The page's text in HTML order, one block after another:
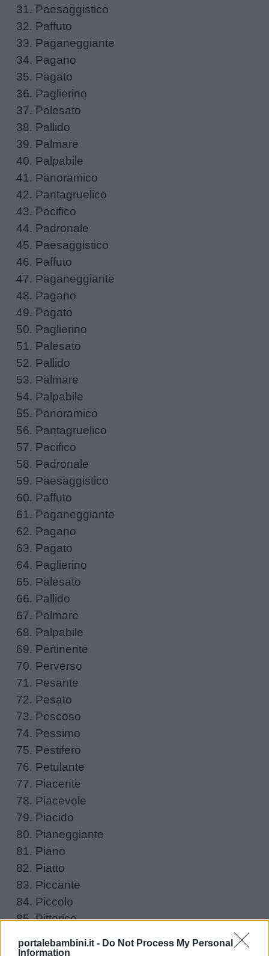
portalebambini.it - Do Not Process My Personal
Information
colorare
Storie
per
bambini
Feste
e
giornate
Filastrocche
Giochi
Lavoretti
Nomi
maschili
Nomi
femminili
Frasi
e
aforismi
Buonanotte
Auguri
Barzellette
Educazione
positiva
Paesaggistico
Paffuto
Paganeggiante
Pagano
Pagato
Paglierino
Palesato
Pallido
Palmare
Palpabile
Panoramico
Pantagruelico
Pacifico
Padronale
Paesaggistico
Paffuto
Paganeggiante
Pagano
Pagato
Paglierino
Palesato
Pallido
Palmare
Palpabile
Panoramico
Pantagruelico
Pacifico
Padronale
Paesaggistico
Paffuto
Paganeggiante
Pagano
Pagato
Paglierino
Palesato
Pallido
Palmare
Palpabile
Pertinente
Perverso
Pesante
Pesato
Pescoso
Pessimo
Pestifero
Petulante
Piacente
Piacevole
Piacido
Pianeggiante
Piano
Piatto
Piccante
Piccolo
Pittorico
Pieno